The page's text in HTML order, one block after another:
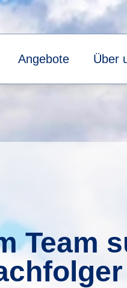
Angebote Über
Team